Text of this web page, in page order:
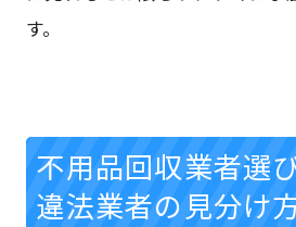
す。
不用品回収業者選
違法業者の見分け